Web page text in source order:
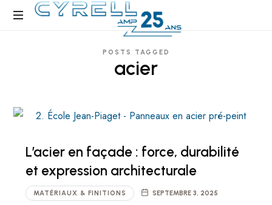
Cyrell
POSTS TAGGED
acier
L’acier en façade : force, durabilité
et expression architecturale
MATÉRIAUX & FINITIONS SEPTEMBRE 3, 2025